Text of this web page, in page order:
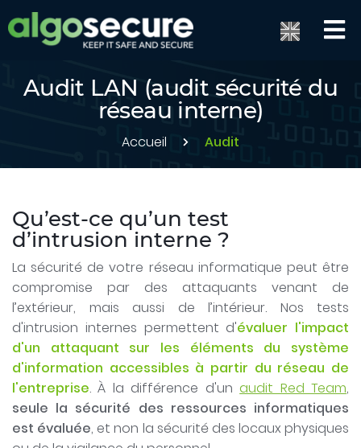
Audit LAN (audit sécurité du
réseau interne)
Accueil Audit
Qu’est-ce qu’un test
d’intrusion interne ?
La sécurité de votre réseau informatique peut être
compromise par des attaquants venant de
l’extérieur, mais aussi de l’intérieur. Nos tests
d'intrusion internes permettent d'évaluer l'impact
d'un attaquant sur les éléments du système
d'information accessibles à partir du réseau de
l'entreprise. À la différence d'unaudit Red Team,
seule la sécurité des ressources informatiques
est évaluée, et non la sécurité des locaux physiques